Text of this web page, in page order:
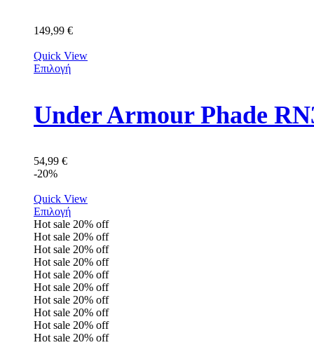
149,99 €
Quick View
Επιλογή
Under Armour Phade
54,99 €
-20%
Quick View
Επιλογή
Hot sale 20% off
Hot sale 20% off
Hot sale 20% off
Hot sale 20% off
Hot sale 20% off
Hot sale 20% off
Hot sale 20% off
Hot sale 20% off
Hot sale 20% off
Hot sale 20% off